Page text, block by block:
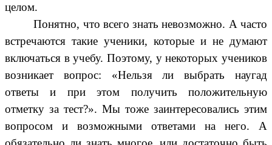
целом.
Понятно, что всего знать невозможно. А часто
встречаются такие ученики, которые и не думают
включаться в учебу. Поэтому, у некоторых учеников
возникает вопрос: «Нельзя ли выбрать наугад
ответы и при этом получить положительную
отметку за тест?». Мы тоже заинтересовались этим
вопросом и возможными ответами на него. А